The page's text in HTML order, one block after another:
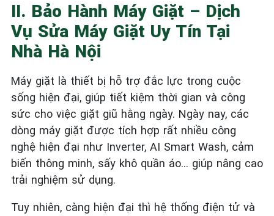
II. Bảo Hành Máy Giặt – Dịch
Vụ Sửa Máy Giặt Uy Tín Tại
Nhà Hà Nội
Máy giặt là thiết bị hỗ trợ đắc lực trong cuộc
sống hiện đại, giúp tiết kiệm thời gian và công
sức cho việc giặt giũ hằng ngày. Ngày nay, các
dòng máy giặt được tích hợp rất nhiều công
nghệ hiện đại như Inverter, AI Smart Wash, cảm
biến thông minh, sấy khô quần áo… giúp nâng cao
trải nghiệm sử dụng.
Tuy nhiên, càng hiện đại thì hệ thống điện tử và